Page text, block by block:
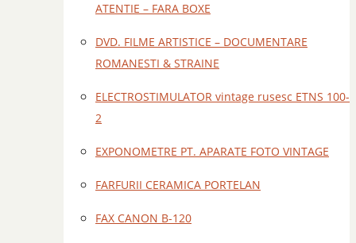
ATENTIE – FARA BOXE
DVD. FILME ARTISTICE – DOCUMENTARE
ROMANESTI & STRAINE
ELECTROSTIMULATOR vintage rusesc ETNS 100-
2
EXPONOMETRE PT. APARATE FOTO VINTAGE
FARFURII CERAMICA PORTELAN
FAX CANON B-120